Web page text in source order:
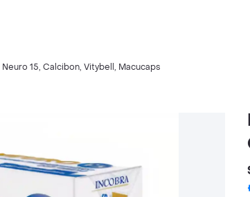
Neuro 15, Calcibon, Vitybell , Macucaps